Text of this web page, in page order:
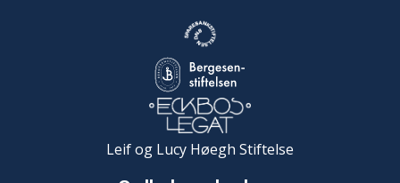
Leif og Lucy Høegh Stiftelse